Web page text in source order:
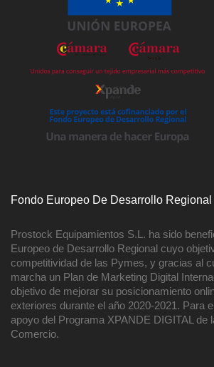
Fondo Europeo De Desarrollo Regional
Prostock Equipamientos S.L. ha sido
Europeo de Desarrollo Regional cuyo
competitividad de las Pymes, y gracias al
marcha un Plan de Marketing Digital
objetivo de mejorar su posicionamiento
exteriores durante el año 2020-2021. Para
apoyo del Programa XPANDE DIGITAL de
Comercio.